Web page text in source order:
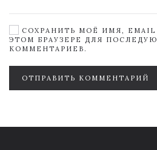
СОХРАНИТЬ МОЁ ИМЯ,
ЭТОМ БРАУЗЕРЕ ДЛЯ
КОММЕНТАРИЕВ.
ОТПРАВИТЬ КОММЕНТАРИЙ